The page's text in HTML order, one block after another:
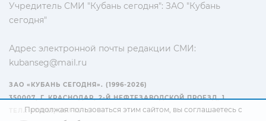
Учредитель СМИ "Кубань сегодня": ЗАО "Кубань
сегодня"
Адрес электронной почты редакции СМИ:
kubanseg@mail.ru
ЗАО «КУБАНЬ СЕГОДНЯ». (1996-2026)
350007, Г. КРАСНОДАР, 2-Й НЕФТЕЗАВОДСКОЙ ПРОЕЗД, 1
ТЕЛ.: +7(861) 267-15-15
Продолжая пользоваться этим сайтом, вы соглашаетесь с